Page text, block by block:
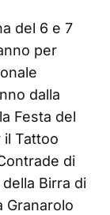
del 6 e 7
per
dalla
Festa del
il Tattoo
di
Birra di
Granarolo